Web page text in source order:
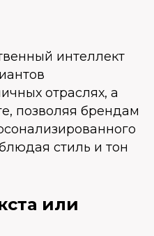
интеллект
отраслях, а
позволяя брендам
стиль и тон
или